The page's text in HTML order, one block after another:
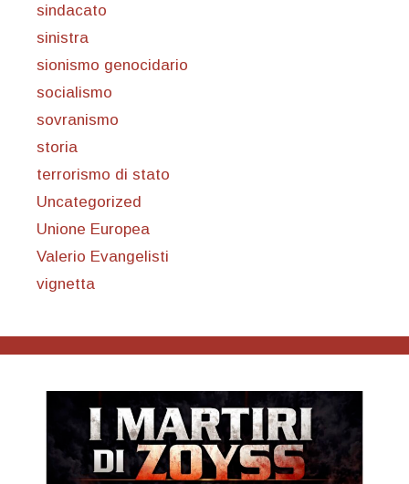
sindacato
sinistra
sionismo genocidario
socialismo
sovranismo
storia
terrorismo di stato
Uncategorized
Unione Europea
Valerio Evangelisti
vignetta